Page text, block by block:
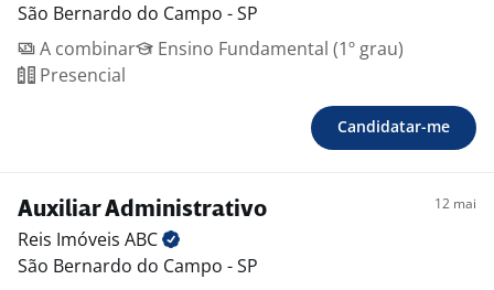
São Bernardo do Campo - SP
A combinar
Ensino Fundamental (1º grau)
Presencial
Candidatar-me
Auxiliar Administrativo 12 mai
Reis Imóveis ABC
São Bernardo do Campo - SP